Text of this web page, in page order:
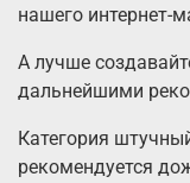
нашего интернет-
А лучше
дальнейшими
Категория
рекомендуется